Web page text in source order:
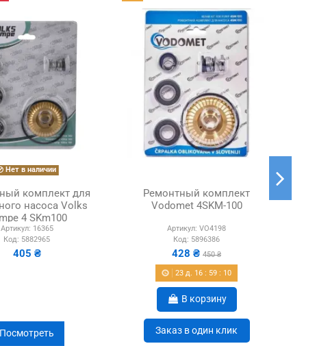
Нет в наличии
комплект для
насоса Volks
4 SKm100
Артикул: 16365
Код: 5882965
405 ₴
Посмотреть
Ремонтный комплект
Vodomet 4SKM-100
Артикул: VO4198
Код: 5896386
428 ₴ 450 ₴
23 д. 16 : 59 : 09
В корзину
Заказ в один клик